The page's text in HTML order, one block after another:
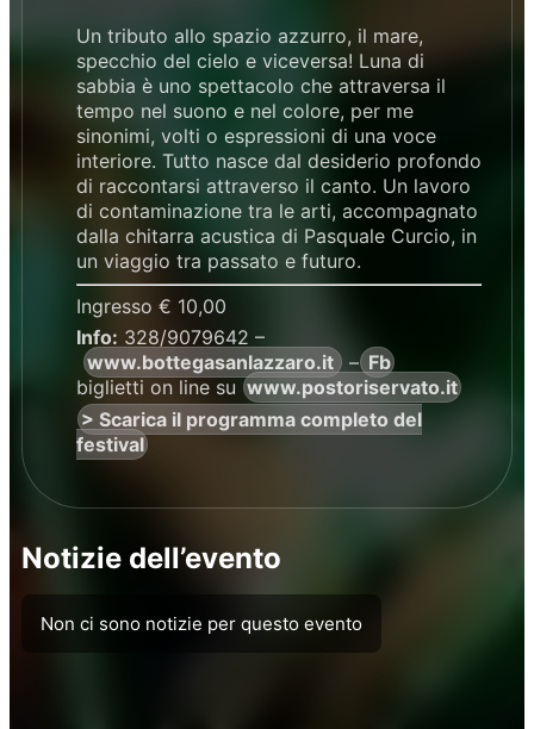
Un tributo allo spazio azzurro, il mare,
specchio del cielo e viceversa! Luna di
sabbia è uno spettacolo che attraversa il
tempo nel suono e nel colore, per me
sinonimi, volti o espressioni di una voce
interiore. Tutto nasce dal desiderio profondo
di raccontarsi attraverso il canto. Un lavoro
di contaminazione tra le arti, accompagnato
dalla chitarra acustica di Pasquale Curcio, in
un viaggio tra passato e futuro.
Ingresso € 10,00
Info: 328/9079642 –
www.bottegasanlazzaro.it
– Fb
biglietti on line su www.postoriservato.it
> Scarica il programma completo del
festival
Notizie dell’evento
Non ci sono notizie per questo evento